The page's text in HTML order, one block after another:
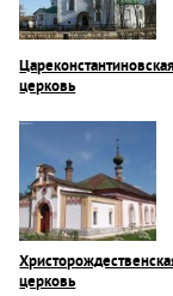
церковь
церковь